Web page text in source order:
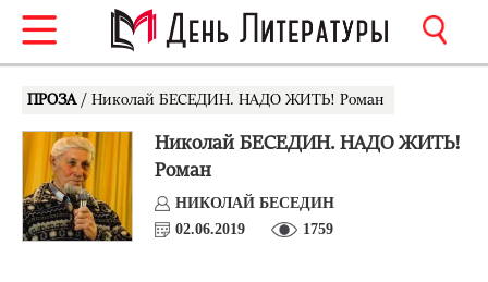
ПРОЗА / Николай БЕСЕДИН. НАДО ЖИТЬ! Роман
Николай БЕСЕДИН. НАДО ЖИТЬ!
Роман
НИКОЛАЙ БЕСЕДИН
02.06.2019
1759